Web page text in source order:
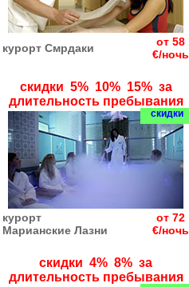
курорт Смрдаки
от 58
€/ночь
скидки 5% 10% 15% за
длительность пребывания
скидки
курорт
Марианские Лазни
от 72
€/ночь
скидки 4% 8% за
длительность пребывания